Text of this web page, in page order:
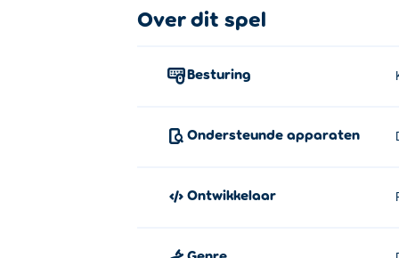
Zoek twee identieke tegels die kunnen
Over dit spel
Besturing
Ondersteunde apparaten
Ontwikkelaar